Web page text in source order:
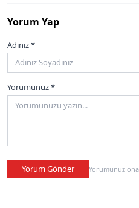
Yorum Yap
Adınız *
Yorumunuz *
Yorum Gönder Yorumunuz